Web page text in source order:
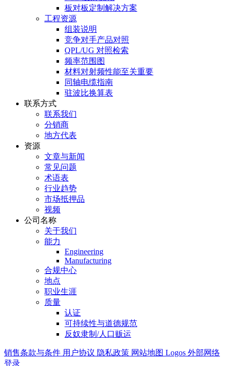
板对板定制解决方案
工程资源
组装说明
竞争对手产品对照
QPL/UG 对照检索
频率范围图
材料对射频性能至关重要
同轴电缆指南
驻波比换算表
联系方式
联系我们
分销商
地方代表
资源
文章与新闻
常见问题
术语表
行业趋势
市场抵押品
视频
公司名称
关于我们
能力
Engineering
Manufacturing
合规中心
地点
职业生涯
质量
认证
可持续性与道德规范
反奴隶制/人口贩运
销售条款与条件 用户协议 隐私政策 网站地图 Logos 外部网络
登录